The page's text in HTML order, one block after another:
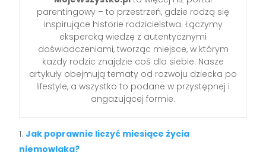
parentingowy – to przestrzeń, gdzie rodzą się
inspirujące historie rodzicielstwa. Łączymy
ekspercką wiedzę z autentycznymi
doświadczeniami, tworząc miejsce, w którym
każdy rodzic znajdzie coś dla siebie. Nasze
artykuły obejmują tematy od rozwoju dziecka po
lifestyle, a wszystko to podane w przystępnej i
angażującej formie.
Jak poprawnie liczyć miesiące życia
niemowlaka?